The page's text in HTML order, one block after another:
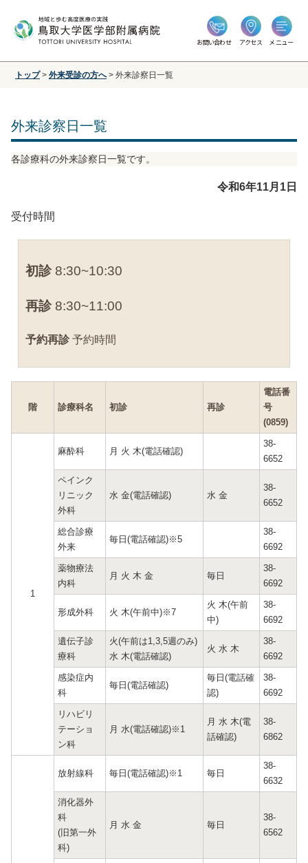
お問い合わせ アクセス メニュー
トップ > 外来受診の方へ > 外来診察日一覧
外来診察日一覧
各診療科の外来診察日一覧です。
令和6年11月1日
受付時間
初診 8:30~10:30
再診 8:30~11:00
予約再診予約時間
階 診療科名 初診 再診
電話番
号
(0859)
1
麻酔科 月 火 木(電話確認)
38-
6652
ペインク
リニック
外科
水 金(電話確認) 水 金
38-
6652
総合診療
外来
毎日(電話確認)※5
38-
6692
薬物療法
内科
月 火 木 金 毎日
38-
6692
形成外科 火 木(午前中)※7
火 木(午前
中)
38-
6692
遺伝子診
療科
火(午前は1,3,5週のみ)
水 木(電話確認)
火 水 木
38-
6692
感染症内
科
毎日(電話確認)
毎日(電話確
認)
38-
6692
リハビリ
テーショ
ン科
月 水(電話確認)※1
月 水 木(電
話確認)
38-
6862
放射線科 毎日(電話確認)※1 毎日
38-
6632
消化器外
科
(旧第一外
科)
月 水 金 毎日
38-
6562